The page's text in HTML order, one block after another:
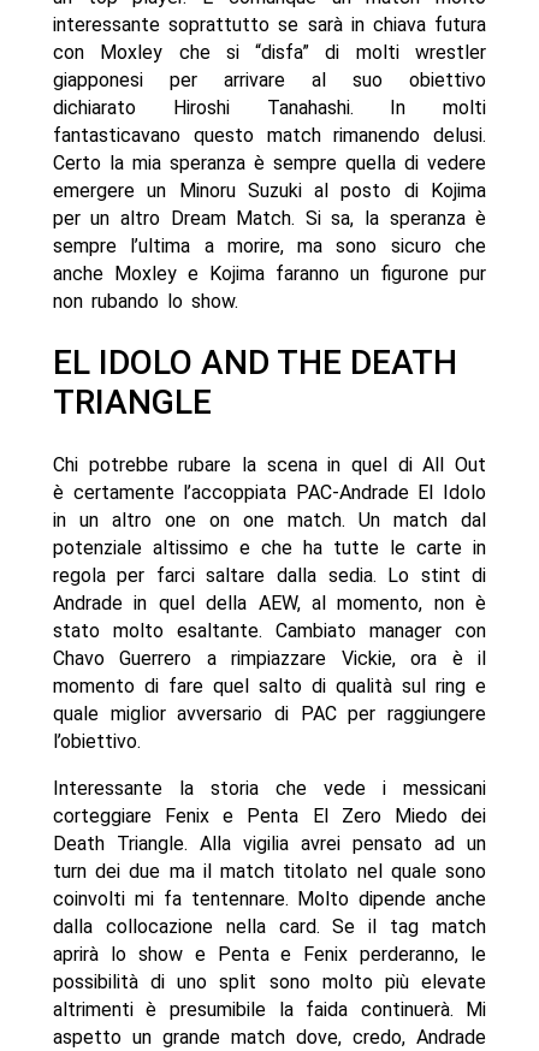
interessante soprattutto se sarà in chiava futura
con Moxley che si “disfa” di molti wrestler
giapponesi per arrivare al suo obiettivo
dichiarato Hiroshi Tanahashi. In molti
fantasticavano questo match rimanendo delusi.
Certo la mia speranza è sempre quella di vedere
emergere un Minoru Suzuki al posto di Kojima
per un altro Dream Match. Si sa, la speranza è
sempre l’ultima a morire, ma sono sicuro che
anche Moxley e Kojima faranno un figurone pur
non rubando lo show.
EL IDOLO AND THE DEATH
TRIANGLE
Chi potrebbe rubare la scena in quel di All Out
è certamente l’accoppiata PAC-Andrade El Idolo
in un altro one on one match. Un match dal
potenziale altissimo e che ha tutte le carte in
regola per farci saltare dalla sedia. Lo stint di
Andrade in quel della AEW, al momento, non è
stato molto esaltante. Cambiato manager con
Chavo Guerrero a rimpiazzare Vickie, ora è il
momento di fare quel salto di qualità sul ring e
quale miglior avversario di PAC per raggiungere
l’obiettivo.
Interessante la storia che vede i messicani
corteggiare Fenix e Penta El Zero Miedo dei
Death Triangle. Alla vigilia avrei pensato ad un
turn dei due ma il match titolato nel quale sono
coinvolti mi fa tentennare. Molto dipende anche
dalla collocazione nella card. Se il tag match
aprirà lo show e Penta e Fenix perderanno, le
possibilità di uno split sono molto più elevate
altrimenti è presumibile la faida continuerà. Mi
aspetto un grande match dove, credo, Andrade